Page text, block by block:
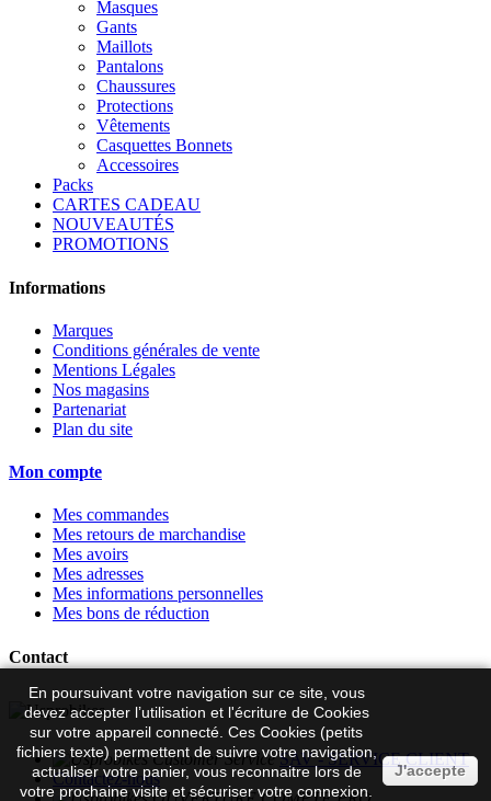
Masques
Gants
Maillots
Pantalons
Chaussures
Protections
Vêtements
Casquettes Bonnets
Accessoires
Packs
CARTES CADEAU
NOUVEAUTÉS
PROMOTIONS
Informations
Marques
Conditions générales de vente
Mentions Légales
Nos magasins
Partenariat
Plan du site
Mon compte
Mes commandes
Mes retours de marchandise
Mes avoirs
Mes adresses
Mes informations personnelles
Mes bons de réduction
Contact
SAV - SERVICE CLIENT
Contactez-nous
En poursuivant votre navigation sur ce site, vous
devez accepter l’utilisation et l'écriture de Cookies
sur votre appareil connecté. Ces Cookies (petits
fichiers texte) permettent de suivre votre navigation,
actualiser votre panier, vous reconnaitre lors de
votre prochaine visite et sécuriser votre connexion.
J'accepte